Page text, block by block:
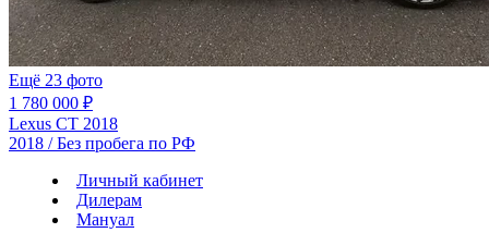
Ещё 23 фото
1 780 000 ₽
Lexus CT 2018
2018 / Без пробега по РФ
Личный кабинет
Дилерам
Мануал